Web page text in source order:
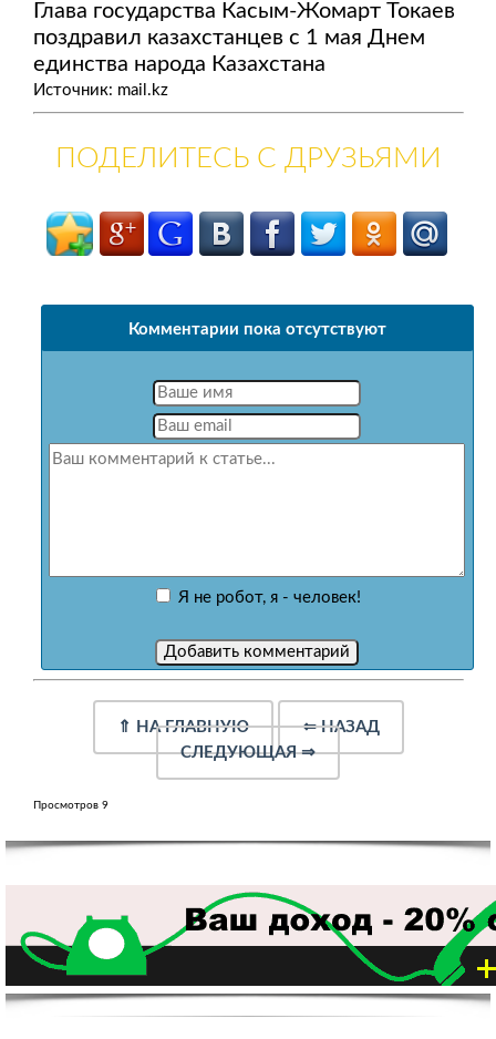
Глава государства Касым-Жомарт Токаев
поздравил казахстанцев с 1 мая Днем
единства народа Казахстана
Источник: mail.kz
ПОДЕЛИТЕСЬ С ДРУЗЬЯМИ
Комментарии пока отсутствуют
Я не робот, я - человек!
⇑ НА ГЛАВНУЮ ⇐НАЗАД
СЛЕДУЮЩАЯ⇒
Просмотров 9